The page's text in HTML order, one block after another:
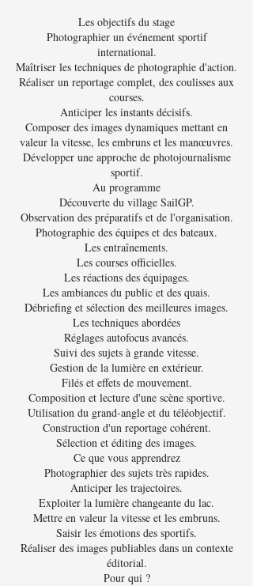
Les objectifs du stage
Photographier un événement sportif
international.
Maîtriser les techniques de photographie d'action.
Réaliser un reportage complet, des coulisses aux
courses.
Anticiper les instants décisifs.
Composer des images dynamiques mettant en
valeur la vitesse, les embruns et les manœuvres.
Développer une approche de photojournalisme
sportif.
Au programme
Découverte du village SailGP.
Observation des préparatifs et de l'organisation.
Photographie des équipes et des bateaux.
Les entraînements.
Les courses officielles.
Les réactions des équipages.
Les ambiances du public et des quais.
Débriefing et sélection des meilleures images.
Les techniques abordées
Réglages autofocus avancés.
Suivi des sujets à grande vitesse.
Gestion de la lumière en extérieur.
Filés et effets de mouvement.
Composition et lecture d'une scène sportive.
Utilisation du grand-angle et du téléobjectif.
Construction d'un reportage cohérent.
Sélection et éditing des images.
Ce que vous apprendrez
Photographier des sujets très rapides.
Anticiper les trajectoires.
Exploiter la lumière changeante du lac.
Mettre en valeur la vitesse et les embruns.
Saisir les émotions des sportifs.
Réaliser des images publiables dans un contexte
éditorial.
Pour qui ?